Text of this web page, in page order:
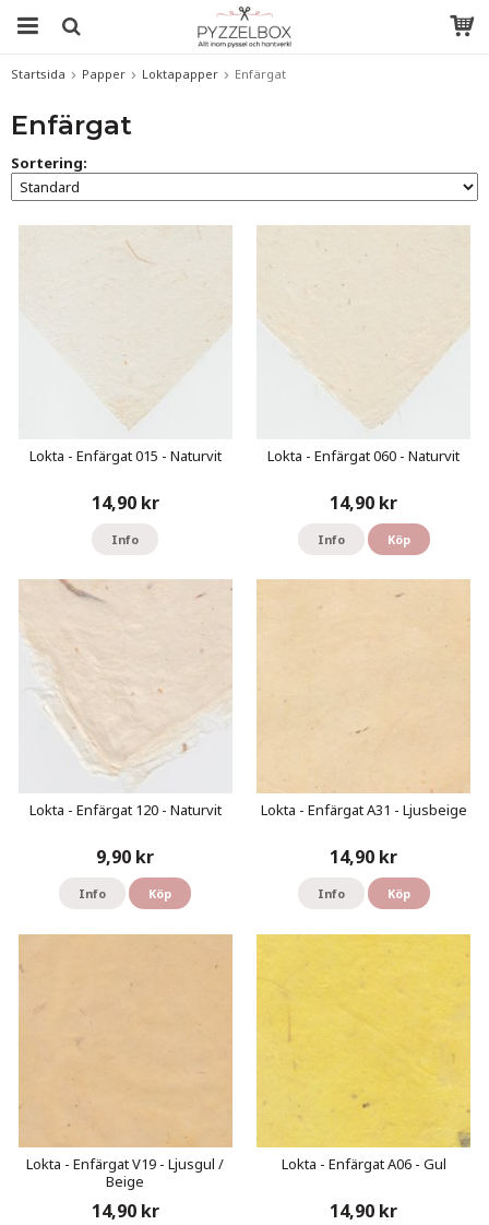
Startsida Papper Loktapapper Enfärgat
Enfärgat
Sortering:
Lokta - Enfärgat 015 - Naturvit
14,90 kr
Info
Lokta - Enfärgat 060 - Naturvit
14,90 kr
Info Köp
Lokta - Enfärgat 120 - Naturvit
9,90 kr
Info Köp
Lokta - Enfärgat A31 - Ljusbeige
14,90 kr
Info Köp
Lokta - Enfärgat V19 - Ljusgul /
Beige
14,90 kr
Lokta - Enfärgat A06 - Gul
14,90 kr